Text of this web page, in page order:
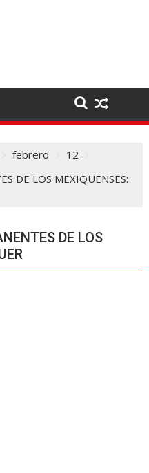
febrero
12
DE LOS MEXIQUENSES:
DE LOS